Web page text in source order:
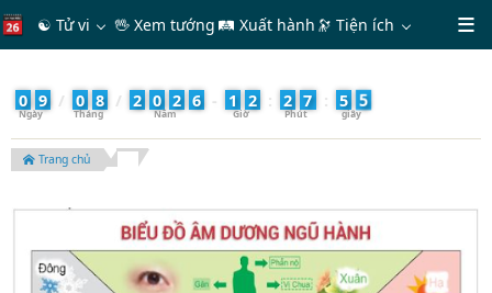
☯ Tử vi 🖖 Xem tướng 🛤 Xuất hành 🔭Tiện ích
0 9 / 0 8 / 2 0 2 6 - 1 2 : 2 7 : 5 6
Trang chủ